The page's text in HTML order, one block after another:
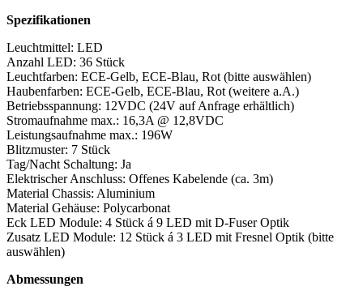
Spezifikationen
Leuchtmittel: LED
Anzahl LED: 36 Stück
Leuchtfarben: ECE-Gelb, ECE-Blau, Rot (bitte auswählen)
Haubenfarben: ECE-Gelb, ECE-Blau, Rot (weitere a.A.)
Betriebsspannung: 12VDC (24V auf Anfrage erhältlich)
Stromaufnahme max.: 16,3A @ 12,8VDC
Leistungsaufnahme max.: 196W
Blitzmuster: 7 Stück
Tag/Nacht Schaltung: Ja
Elektrischer Anschluss: Offenes Kabelende (ca. 3m)
Material Chassis: Aluminium
Material Gehäuse: Polycarbonat
Eck LED Module: 4 Stück á 9 LED mit D-Fuser Optik
Zusatz LED Module: 12 Stück á 3 LED mit Fresnel Optik (bitte
auswählen)
Abmessungen